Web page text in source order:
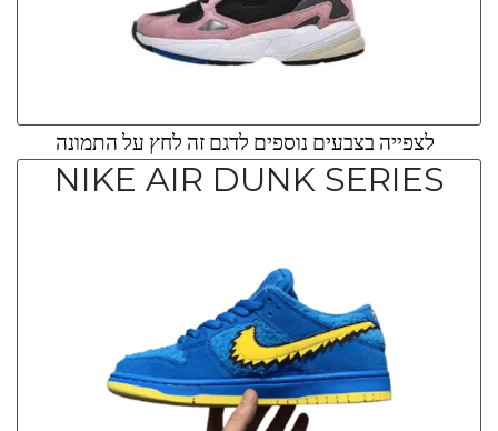
לצפייה בצבעים נוספים לדגם זה לחץ על התמונה
NIKE AIR DUNK SERIES